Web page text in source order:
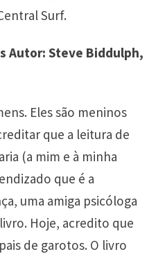
Surf.
Autor: Steve Biddulph,
Eles são meninos
que a leitura de
(a mim e à minha
que é a
uma amiga psicóloga
Hoje, acredito que
de garotos. O livro